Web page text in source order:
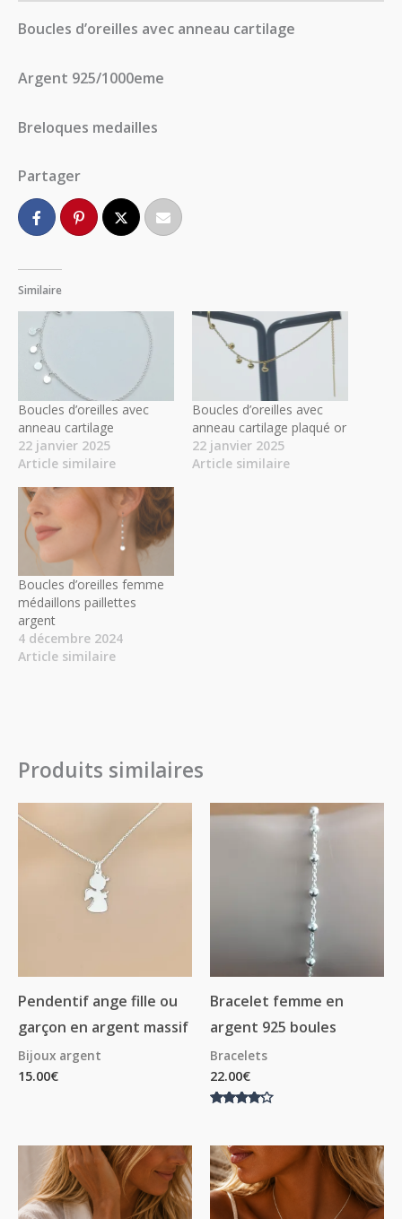
Boucles d’oreilles avec anneau cartilage
Argent 925/1000eme
Breloques medailles
Partager
Similaire
Boucles d’oreilles avec
anneau cartilage
22 janvier 2025
Article similaire
Boucles d’oreilles avec
anneau cartilage plaqué or
22 janvier 2025
Article similaire
Boucles d’oreilles femme
médaillons paillettes
argent
4 décembre 2024
Article similaire
Produits similaires
Pendentif ange fille ou
garçon en argent massif
Bijoux argent
15.00€
Bracelet femme en
argent 925 boules
Bracelets
22.00€
Plage
de
prix :
18.00€
Plage
de
prix :
13.50€